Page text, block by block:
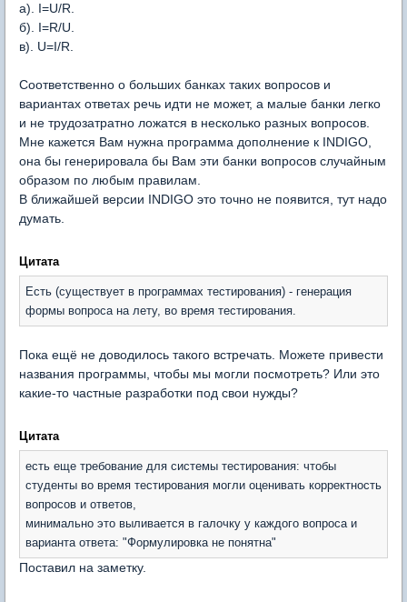
a). I=U/R.
б). I=R/U.
в). U=I/R.
Соответственно о больших банках таких вопросов и
вариантах ответах речь идти не может, а малые банки легко
и не трудозатратно ложатся в несколько разных вопросов.
Мне кажется Вам нужна программа дополнение к INDIGO,
она бы генерировала бы Вам эти банки вопросов случайным
образом по любым правилам.
В ближайшей версии INDIGO это точно не появится, тут надо
думать.
Цитата
Есть (существует в программах тестирования) - генерация
формы вопроса на лету, во время тестирования.
Пока ещё не доводилось такого встречать. Можете привести
названия программы, чтобы мы могли посмотреть? Или это
какие-то частные разработки под свои нужды?
Цитата
есть еще требование для системы тестирования: чтобы
студенты во время тестирования могли оценивать корректность
вопросов и ответов,
минимально это выливается в галочку у каждого вопроса и
варианта ответа: "Формулировка не понятна"
Поставил на заметку.